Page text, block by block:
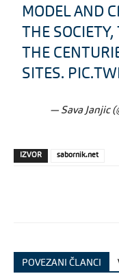
MODEL AND
THE
THE
SITES.
— Sava Janjic
IZVOR sabornik.net
POVEZANI ČLANCI